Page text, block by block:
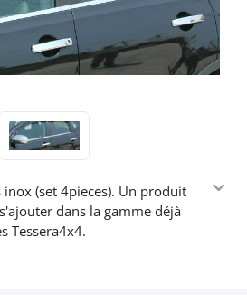
(set 4pieces). Un produit
dans la gamme déjà
Tessera4x4.